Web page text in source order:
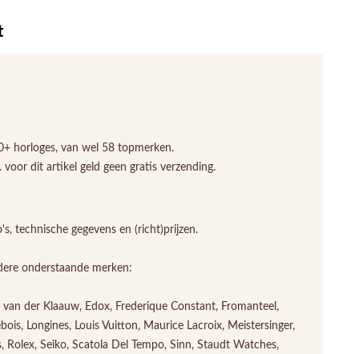
horloges, van wel 58 topmerken.
dit artikel geld geen gratis verzending.
technische gegevens en (richt)prijzen.
onderstaande merken:
der Klaauw, Edox, Frederique Constant, Fromanteel,
Longines, Louis Vuitton, Maurice Lacroix, Meistersinger,
Seiko, Scatola Del Tempo, Sinn, Staudt Watches,